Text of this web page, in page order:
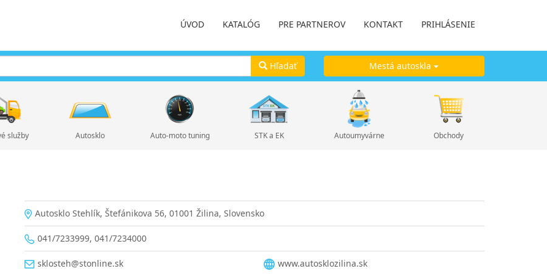
ÚVOD KATALÓG PRE PARTNEROV KONTAKT PRIHLÁSENIE
Hľadať Mestá autoskla
služby Autosklo Auto-moto tuning STK a EK Autoumyvárne Obchody
Autosklo Stehlík, Štefánikova 56, 01001 Žilina, Slovensko
041/7233999, 041/7234000
sklosteh@stonline.sk www.autosklozilina.sk